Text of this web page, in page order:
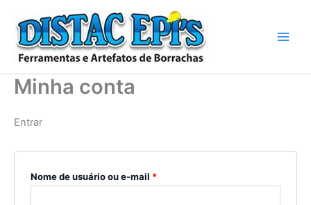
para
conteúdo
Minha conta
Entrar
Nome de usuário ou e-mail *Obrigatório